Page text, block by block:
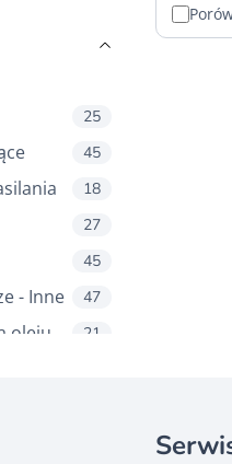
25
45
18
27
45
- Inne 47
oleju 21